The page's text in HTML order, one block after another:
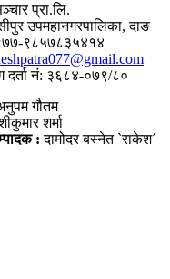
प्रा.लि.
उपमहानगरपालिका, दाङ
९८५७८३५४१४
दर्ता नं: ३६८४-०७९/८०
गौतम
शर्मा
:दामोदर बस्नेत `राकेश´